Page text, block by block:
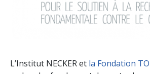
L’Institut NECKER et la Fondation